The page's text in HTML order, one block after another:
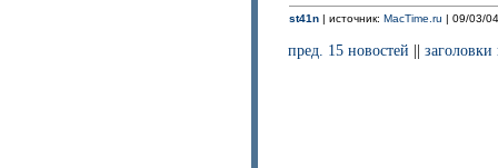
st41n| источник: MacTime.ru | 09/03/
пред. 15 новостей ||заголовки